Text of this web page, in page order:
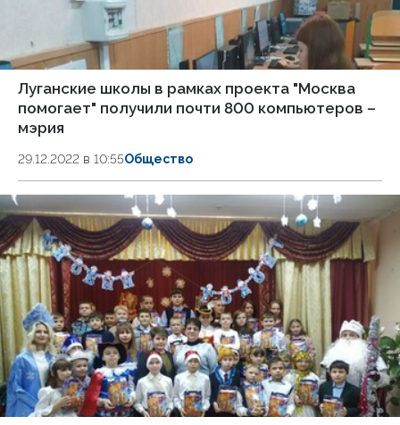
Луганские школы в рамках проекта "Москва
помогает" получили почти 800 компьютеров –
мэрия
29.12.2022 в 10:55Общество